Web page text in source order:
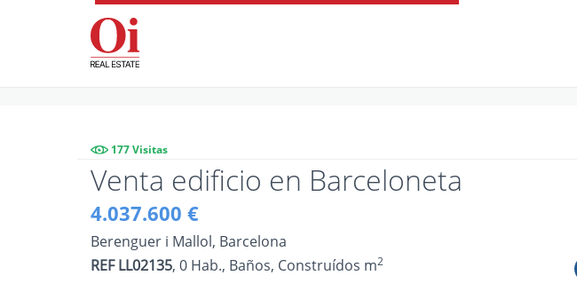
177 Visitas
Venta edificio en Barceloneta
4.037.600 €
Berenguer i Mallol, Barcelona
REF LL02135, 0 Hab., Baños, Construídos m2